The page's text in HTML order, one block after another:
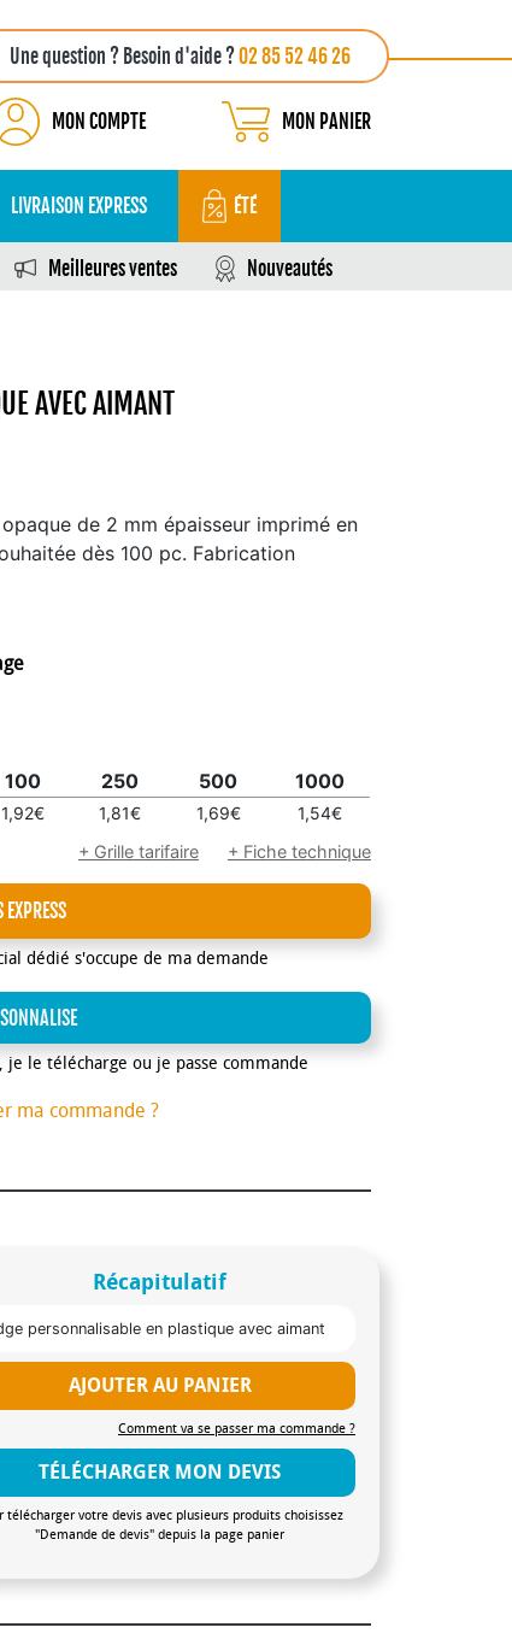
Une question ? Besoin d'aide ?02 85 52 46 26
MON COMPTE MON PANIER
LIVRAISON EXPRESS ÉTÉ
Meilleures ventes Nouveautés
AVEC AIMANT
de 2 mm épaisseur imprimé en
dès 100 pc. Fabrication
100 250 500
1000
1,92€ 1,81€ 1,69€
1,54€
+ Grille tarifaire
+ Fiche technique
EXPRESS
dédié s'occupe de ma demande
je le télécharge ou je passe commande
ma commande ?
Récapitulatif
personnalisable en plastique avec aimant
AJOUTER AU PANIER
Comment va se passer ma commande ?
TÉLÉCHARGER MON DEVIS
télécharger votre devis avec plusieurs produits choisissez
"Demande de devis" depuis la page panier